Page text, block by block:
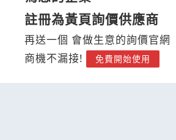
註冊為黃頁詢價供應商
再送一個 會做生意的詢價官網
商機不漏接!
免費開始使用